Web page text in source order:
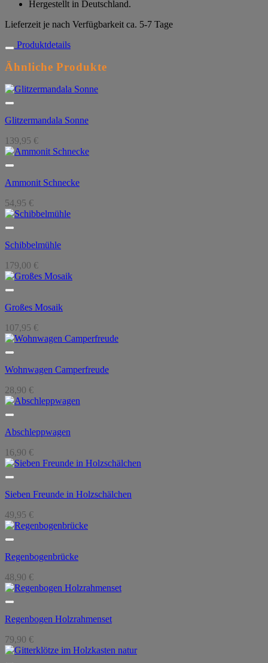
Hergestellt in Deutschland.
Lieferzeit je nach Verfügbarkeit ca. 5-7 Tage
Produktdetails
Ähnliche Produkte
Glitzermandala Sonne
139,95 €
Ammonit Schnecke
54,95 €
Schibbelmühle
179,00 €
Großes Mosaik
107,95 €
Wohnwagen Camperfreude
28,90 €
Abschleppwagen
16,90 €
Sieben Freunde in Holzschälchen
49,95 €
Regenbogenbrücke
48,90 €
Regenbogen Holzrahmenset
79,90 €